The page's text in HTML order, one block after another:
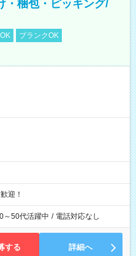
・梱包・ピッキング/
ブランクOK
迎！
～50代活躍中 / 電話対応なし
する 詳細へ